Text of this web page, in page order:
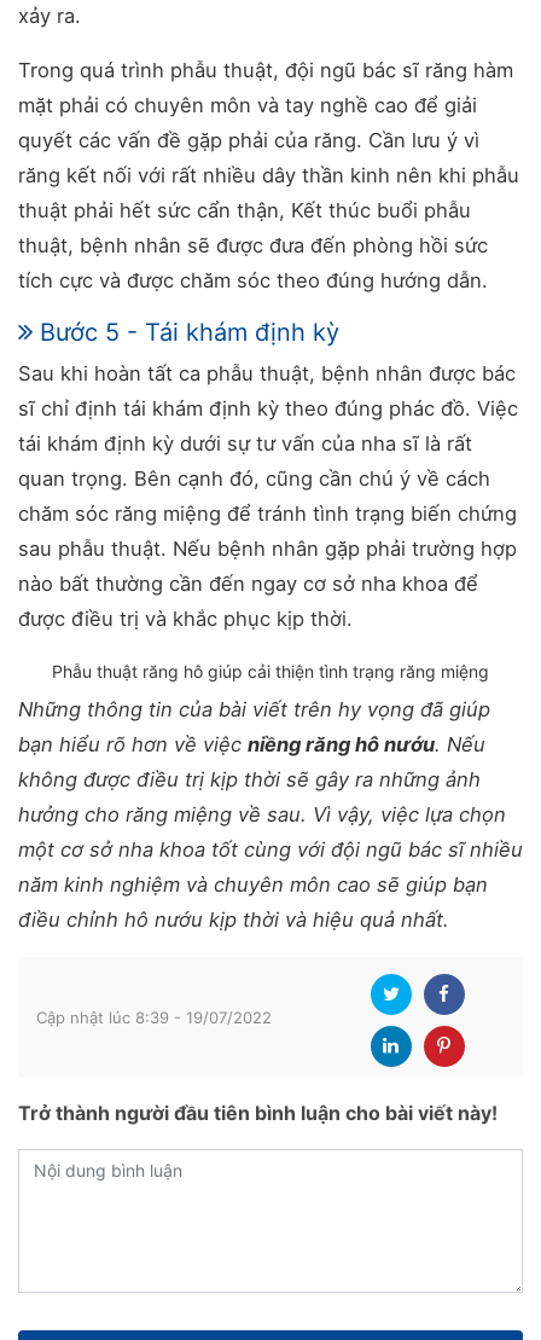
xảy ra.
Trong quá trình phẫu thuật, đội ngũ bác sĩ răng hàm
mặt phải có chuyên môn và tay nghề cao để giải
quyết các vấn đề gặp phải của răng. Cần lưu ý vì
răng kết nối với rất nhiều dây thần kinh nên khi phẫu
thuật phải hết sức cẩn thận, Kết thúc buổi phẫu
thuật, bệnh nhân sẽ được đưa đến phòng hồi sức
tích cực và được chăm sóc theo đúng hướng dẫn.
Bước 5 - Tái khám định kỳ
Sau khi hoàn tất ca phẫu thuật, bệnh nhân được bác
sĩ chỉ định tái khám định kỳ theo đúng phác đồ. Việc
tái khám định kỳ dưới sự tư vấn của nha sĩ là rất
quan trọng. Bên cạnh đó, cũng cần chú ý về cách
chăm sóc răng miệng để tránh tình trạng biến chứng
sau phẫu thuật. Nếu bệnh nhân gặp phải trường hợp
nào bất thường cần đến ngay cơ sở nha khoa để
được điều trị và khắc phục kịp thời.
Phẫu thuật răng hô giúp cải thiện tình trạng răng miệng
Những thông tin của bài viết trên hy vọng đã giúp
bạn hiểu rõ hơn về việc niềng răng hô nướu. Nếu
không được điều trị kịp thời sẽ gây ra những ảnh
hưởng cho răng miệng về sau. Vì vậy, việc lựa chọn
một cơ sở nha khoa tốt cùng với đội ngũ bác sĩ nhiều
năm kinh nghiệm và chuyên môn cao sẽ giúp bạn
điều chỉnh hô nướu kịp thời và hiệu quả nhất.
Cập nhật lúc 8:39 - 19/07/2022
Trở thành người đầu tiên bình luận cho bài viết này!